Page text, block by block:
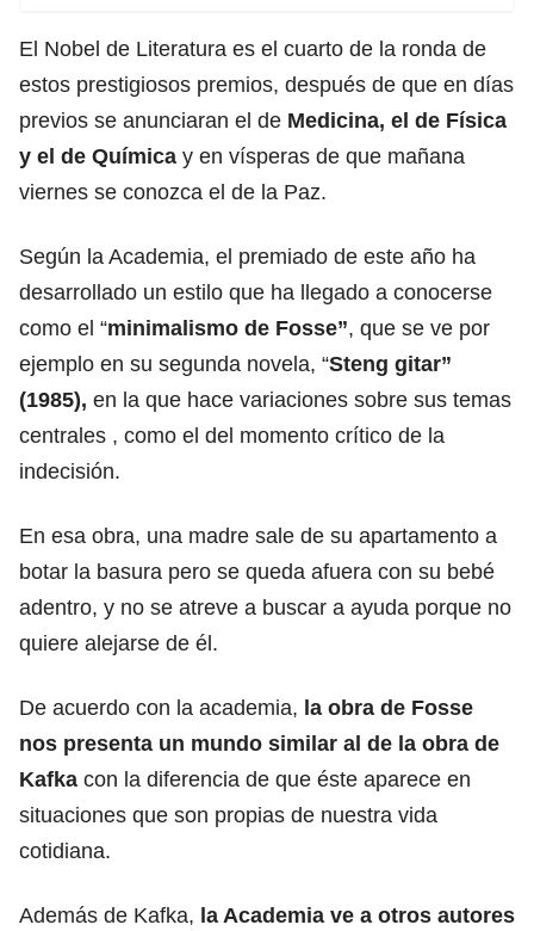
El Nobel de Literatura es el cuarto de la ronda de
estos prestigiosos premios, después de que en días
previos se anunciaran el de Medicina, el de Física
y el de Química y en vísperas de que mañana
viernes se conozca el de la Paz.
Según la Academia, el premiado de este año ha
desarrollado un estilo que ha llegado a conocerse
como el “minimalismo de Fosse”, que se ve por
ejemplo en su segunda novela, “Steng gitar”
(1985), en la que hace variaciones sobre sus temas
centrales , como el del momento crítico de la
indecisión.
En esa obra, una madre sale de su apartamento a
botar la basura pero se queda afuera con su bebé
adentro, y no se atreve a buscar a ayuda porque no
quiere alejarse de él.
De acuerdo con la academia, la obra de Fosse
nos presenta un mundo similar al de la obra de
Kafka con la diferencia de que éste aparece en
situaciones que son propias de nuestra vida
cotidiana.
Además de Kafka, la Academia ve a otros autores